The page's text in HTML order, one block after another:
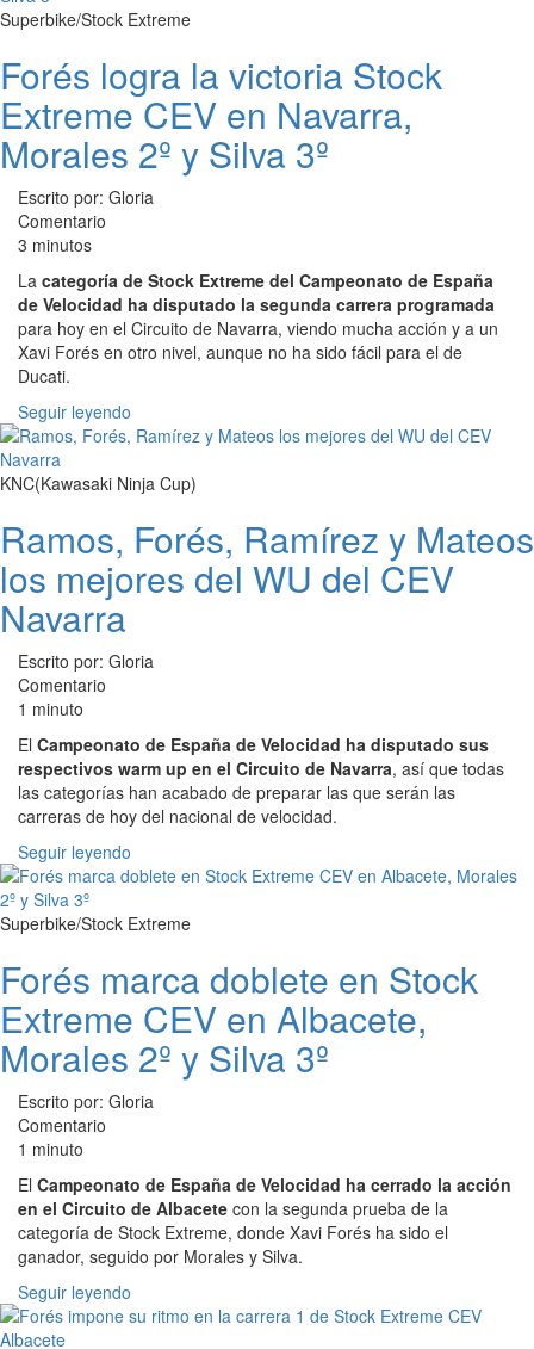
Superbike/Stock Extreme
Forés logra la victoria Stock
Extreme CEV en Navarra,
Morales 2º y Silva 3º
Escrito por: Gloria
Comentario
3 minutos
La categoría de Stock Extreme del Campeonato de España
de Velocidad ha disputado la segunda carrera programada
para hoy en el Circuito de Navarra, viendo mucha acción y a un
Xavi Forés en otro nivel, aunque no ha sido fácil para el de
Ducati.
Seguir leyendo
KNC(Kawasaki Ninja Cup)
Ramos, Forés, Ramírez y Mateos
los mejores del WU del CEV
Navarra
Escrito por: Gloria
Comentario
1 minuto
El Campeonato de España de Velocidad ha disputado sus
respectivos warm up en el Circuito de Navarra, así que todas
las categorías han acabado de preparar las que serán las
carreras de hoy del nacional de velocidad.
Seguir leyendo
Superbike/Stock Extreme
Forés marca doblete en Stock
Extreme CEV en Albacete,
Morales 2º y Silva 3º
Escrito por: Gloria
Comentario
1 minuto
El Campeonato de España de Velocidad ha cerrado la acción
en el Circuito de Albacete con la segunda prueba de la
categoría de Stock Extreme, donde Xavi Forés ha sido el
ganador, seguido por Morales y Silva.
Seguir leyendo